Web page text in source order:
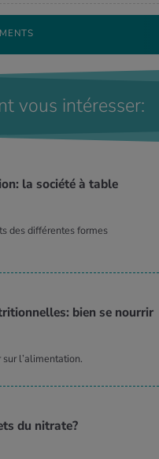
vous intéresser:
la société à table
des différentes formes
bien se nourrir
l’alimentation.
du nitrate?